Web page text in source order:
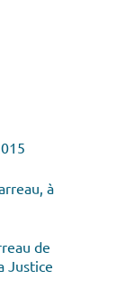
à
de
Justice